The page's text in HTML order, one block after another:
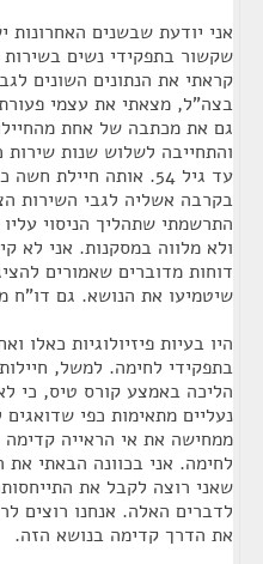
אני יודעת שבשנים
שקשור בתפקידי נשים
קראתי את הנתונים השונים
בצה"ל, מצאתי את עצמי
גם את מכתבה של אחת
והתחייבה לשלוש שנות שירות
עד גיל 54. אותה חיילת
בקרבה אשליה לגבי השירות
התרשמתי שתהליך הניסוי
ולא מלווה במסקנות. אני לא
דוחות מדוברים שאמורים
שיטמיעו את הנושא. גם דו"ח
היו בעיות פיזיולוגיות כאלו
בתפקידי לחימה. למשל,
הליכה באמצע קורס טיס, כי
נעליים מתאימות כפי
ממחישה את אי הראייה קדימה
לחימה. אני בכוונה הבאתי
שאני רוצה לקבל את
לדברים האלה. אנחנו רוצים
את הדרך קדימה בנושא הזה.